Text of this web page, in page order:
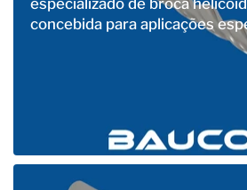
concebida para aplicações